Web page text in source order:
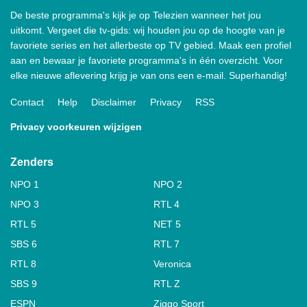
De beste programma's kijk je op Telezien wanneer het jou
uitkomt. Vergeet die tv-gids: wij houden jou op de hoogte van je
favoriete series en het allerbeste op TV gebied. Maak een profiel
aan en bewaar je favoriete programma's in één overzicht. Voor
elke nieuwe aflevering krijg je van ons een e-mail. Superhandig!
Contact Help Disclaimer Privacy RSS
Privacy voorkeuren wijzigen
Zenders
NPO 1
NPO 2
NPO 3
RTL 4
RTL 5
NET 5
SBS 6
RTL 7
RTL 8
Veronica
SBS 9
RTL Z
ESPN
Ziggo Sport